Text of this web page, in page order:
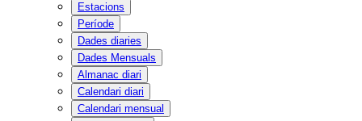
Estacions
Període
Dades diaries
Dades Mensuals
Almanac diari
Calendari diari
Calendari mensual